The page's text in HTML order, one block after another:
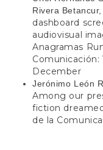
Rivera
dashboard
audiovisual
Anagramas
Comunicación:
December
Jerónimo León
Among our
fiction
de la